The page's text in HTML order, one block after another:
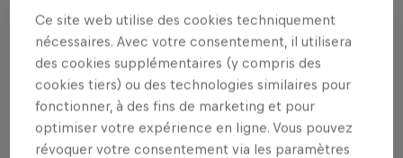
24 – 25 Juillet 2026
Groningen, Netherlands
VTT
Voir le replay
Ce site web utilise des cookies techniquement
nécessaires. Avec votre consentement, il utilisera
des cookies supplémentaires (y compris des
cookies tiers) ou des technologies similaires pour
fonctionner, à des fins de marketing et pour
optimiser votre expérience en ligne. Vous pouvez
révoquer votre consentement via les paramètres